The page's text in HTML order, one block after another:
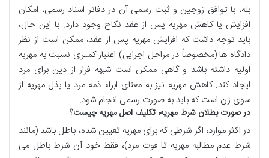
بله، با توافق زوجین و ثبت رسمی آن در دفاتر اسناد رسمی، امکان
افزایش یا کاهش مهریه پس از عقد نکاح وجود دارد. با این حال،
باید توجه داشت که افزایش مهریه پس از عقد، ممکن است از نظر
دادگاه ها (مخصوصاً در مراحل اجرایی) اعتبار کمتری نسبت به مهریه
اولیه داشته باشد و گاهی ممکن است شبهه فرار از دین برای مرد
ایجاد کند. کاهش مهریه نیز به معنای ابراء ذمه مرد یا بذل مهریه از
سوی زن است که باید به صورت رسمی انجام شود.
در صورت بطلان شرط مهریه، تکلیف اصل مهریه چیست؟
در اکثر موارد، اگر شرطی که برای مهریه تعیین شده، باطل باشد (مانند
شرط عدم مطالبه مهریه تا فوت مرد)، فقط خود آن شرط باطل می